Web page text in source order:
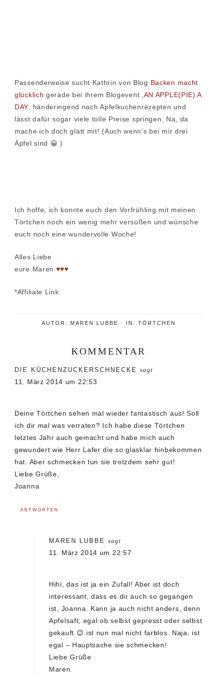
Passenderweise sucht Kathrin von Blog Backen macht
glücklich gerade bei ihrem Blogevent ‚ AN APPLE(PIE) A
DAY ‚ händeringend nach Apfelkuchenrezepten und
lässt dafür sogar viele tolle Preise springen. Na, da
mache ich doch glatt mit! (Auch wenn’s bei mir drei
Äpfel sind 😀 )
Ich hoffe, ich konnte euch den Vorfrühling mit meinen
Törtchen noch ein wenig mehr versüßen und wünsche
euch noch eine wundervolle Woche!
Alles Liebe
eure Maren ♥♥♥
*Affiliate Link
AUTOR: MAREN LUBBE · IN: TÖRTCHEN
Interaktionen
KOMMENTAR
DIE KÜCHENZUCKERSCHNECKE sagt
11. März 2014 um 22:53
Deine Törtchen sehen mal wieder fantastisch aus! Soll
ich dir mal was verraten? Ich habe diese Törtchen
letztes Jahr auch gemacht und habe mich auch
gewundert wie Herr Lafer die so glasklar hinbekommen
hat. Aber schmecken tun sie trotzdem sehr gut!
Liebe Grüße,
Joanna
ANTWORTEN
MAREN LUBBE sagt
11. März 2014 um 22:57
Hihi, das ist ja ein Zufall! Aber ist doch
interessant, dass es dir auch so gegangen
ist, Joanna. Kann ja auch nicht anders, denn
Apfelsaft, egal ob selbst gepresst oder selbst
gekauft 😉 ist nun mal nicht farblos. Naja, ist
egal – Hauptsache sie schmecken!
Liebe Grüße
Maren